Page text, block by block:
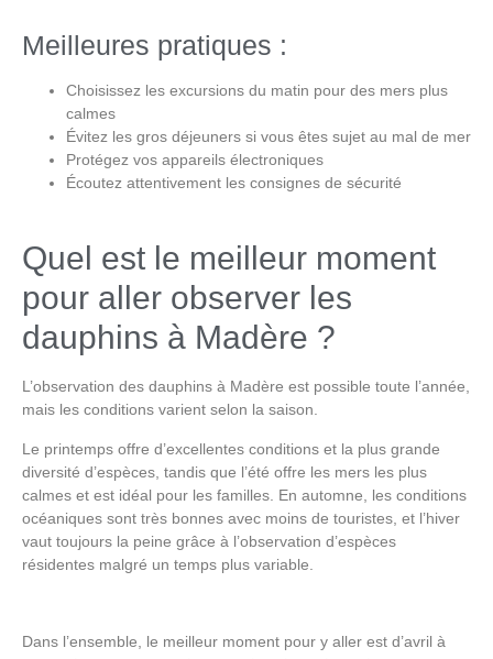
Meilleures pratiques :
Choisissez les excursions du matin pour des mers plus
calmes
Évitez les gros déjeuners si vous êtes sujet au mal de mer
Protégez vos appareils électroniques
Écoutez attentivement les consignes de sécurité
Quel est le meilleur moment
pour aller observer les
dauphins à Madère ?
L’observation des dauphins à Madère est possible toute l’année,
mais les conditions varient selon la saison.
Le printemps offre d’excellentes conditions et la plus grande
diversité d’espèces, tandis que l’été offre les mers les plus
calmes et est idéal pour les familles. En automne, les conditions
océaniques sont très bonnes avec moins de touristes, et l’hiver
vaut toujours la peine grâce à l’observation d’espèces
résidentes malgré un temps plus variable.
Dans l’ensemble, le meilleur moment pour y aller est d’avril à